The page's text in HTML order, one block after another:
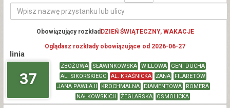
Obowiązujący rozkład DZIEŃ ŚWIĄTECZNY, WAKACJE
Oglądasz rozkłady obowiązujące od 2026-06-27
linia
37
ZBOŻOWA SŁAWINKOWSKA WILLOWA
GEN. DUCHA
AL. SIKORSKIEGO
AL. KRAŚNICKA ZANA
FILARETÓW
JANA PAWŁA II
KROCHMALNA DIAMENTOWA
ROMERA
NAŁKOWSKICH
ŻEGLARSKA OSMOLICKA